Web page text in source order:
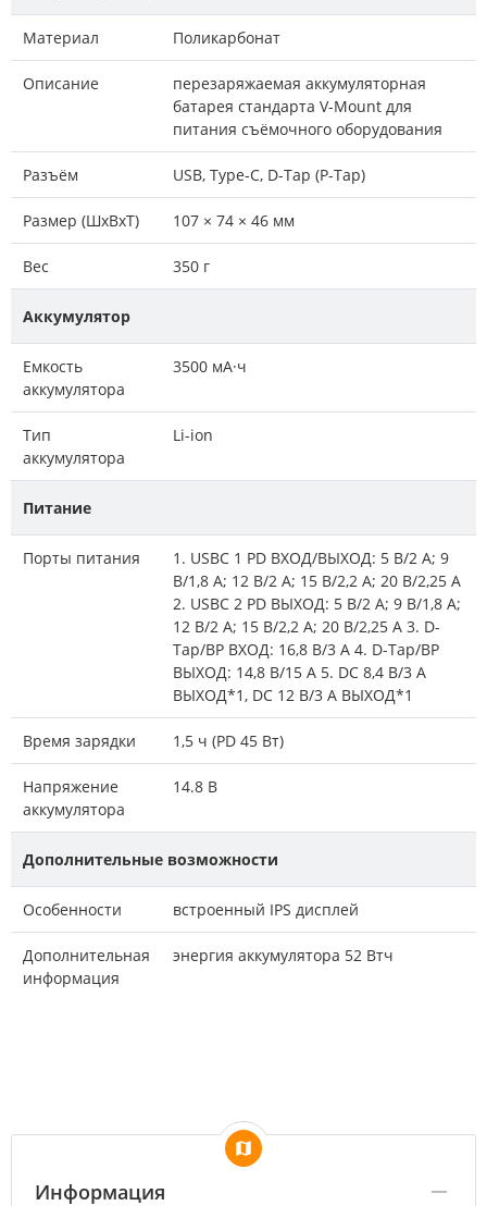
Материал Поликарбонат
Описание
перезаряжаемая аккумуляторная
батарея стандарта V-Mount для
питания съёмочного оборудования
Разъём USB, Type-C, D-Tap (P-Tap)
Размер (ШxВxТ) 107 × 74 × 46 мм
Вес 350 г
Аккумулятор
Емкость
аккумулятора
3500 мА·ч
Тип
аккумулятора
Li-ion
Питание
Порты питания
1. USBC 1 PD ВХОД/ВЫХОД: 5 В/2 А; 9
В/1,8 А; 12 В/2 А; 15 В/2,2 А; 20 В/2,25 А
2. USBC 2 PD ВЫХОД: 5 В/2 А; 9 В/1,8 А;
12 В/2 А; 15 В/2,2 А; 20 В/2,25 А 3. D-
Tap/BP ВХОД: 16,8 В/3 А 4. D-Tap/BP
ВЫХОД: 14,8 В/15 А 5. DC 8,4 В/3 А
ВЫХОД*1, DC 12 В/3 А ВЫХОД*1
Время зарядки 1,5 ч (PD 45 Вт)
Напряжение
аккумулятора
14.8 В
Дополнительные возможности
Особенности встроенный IPS дисплей
Дополнительная
информация
энергия аккумулятора 52 Втч
Информация